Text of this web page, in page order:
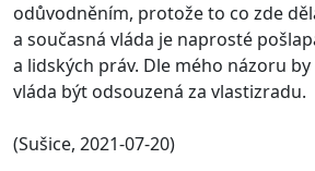
odůvodněním, protože to co zde
a současná vláda je naprosté
a lidských práv. Dle mého názoru
vláda být odsouzená za vlastizradu.
(Sušice, 2021-07-20)